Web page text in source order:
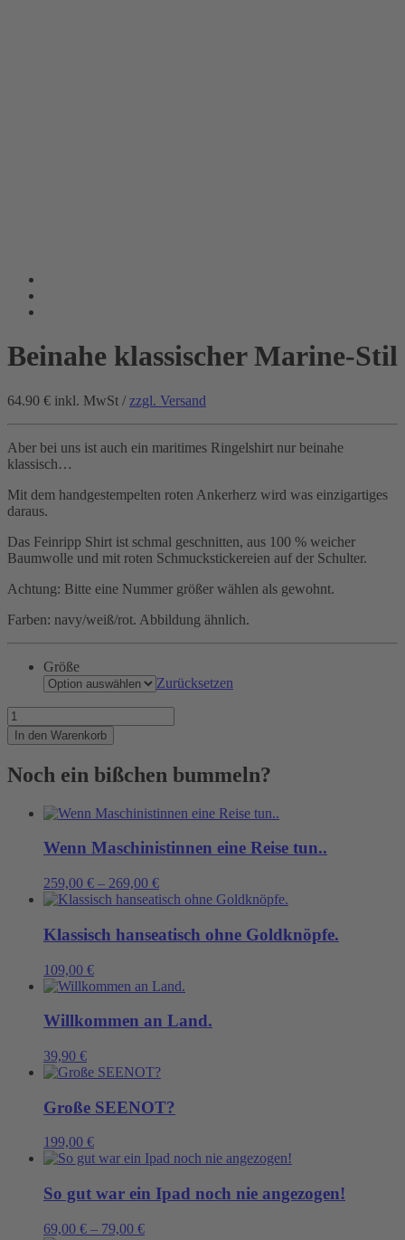
Beinahe klassischer Marine-Stil
64.90 € inkl. MwSt / zzgl. Versand
Aber bei uns ist auch ein maritimes Ringelshirt nur beinahe
klassisch…
Mit dem handgestempelten roten Ankerherz wird was einzigartiges
daraus.
Das Feinripp Shirt ist schmal geschnitten, aus 100 % weicher
Baumwolle und mit roten Schmuckstickereien auf der Schulter.
Achtung: Bitte eine Nummer größer wählen als gewohnt.
Farben: navy/weiß/rot. Abbildung ähnlich.
Größe
Zurücksetzen
Beinahe
klassischer
Marine-
Menge
In den Warenkorb
Noch ein bißchen bummeln?
Wenn Maschinistinnen eine Reise tun..
259,00 € – 269,00 €
Klassisch hanseatisch ohne Goldknöpfe.
109,00 €
Willkommen an Land.
39,90 €
Große SEENOT?
199,00 €
So gut war ein Ipad noch nie angezogen!
69,00 € – 79,00 €